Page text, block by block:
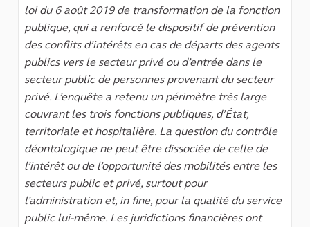
loi du 6 août 2019 de transformation de la fonction
publique, qui a renforcé le dispositif de prévention
des conflits d’intérêts en cas de départs des agents
publics vers le secteur privé ou d’entrée dans le
secteur public de personnes provenant du secteur
privé. L’enquête a retenu un périmètre très large
couvrant les trois fonctions publiques, d’État,
territoriale et hospitalière. La question du contrôle
déontologique ne peut être dissociée de celle de
l’intérêt ou de l’opportunité des mobilités entre les
secteurs public et privé, surtout pour
l’administration et, in fine, pour la qualité du service
public lui-même. Les juridictions financières ont